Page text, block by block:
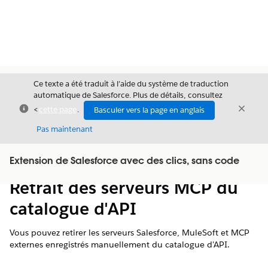
Fermer
Ce texte a été traduit à l’aide du système de traduction
automatique de Salesforce. Plus de détails, consultez
<cette page .
Basculer vers la page en anglais
Pas maintenant
Fermer
Extension de Salesforce avec des clics, sans code
Afficher la table des matières
Table des
Retrait des serveurs MCP du
catalogue d'API
Vous pouvez retirer les serveurs Salesforce, MuleSoft et MCP
externes enregistrés manuellement du catalogue d'API.